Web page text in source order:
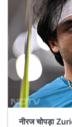
नीरज चोपड़ा